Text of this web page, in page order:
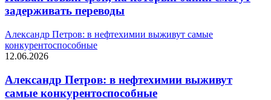
задерживать переводы
Александр Петров: в нефтехимии выживут самые
конкурентоспособные
12.06.2026
Александр Петров: в нефтехимии выживут
самые конкурентоспособные